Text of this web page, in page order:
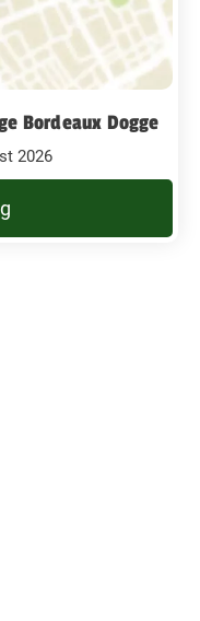
Bordeaux Dogge
2026